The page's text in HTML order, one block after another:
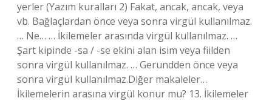
yerler (Yazım kuralları 2) Fakat, ancak, ancak, veya
vb. Bağlaçlardan önce veya sonra virgül kullanılmaz.
… Ne… … İkilemeler arasında virgül kullanılmaz. …
Şart kipinde -sa / -se ekini alan isim veya fiilden
sonra virgül kullanılmaz. … Gerundden önce veya
sonra virgül kullanılmaz.Diğer makaleler…
İkilemelerin arasına virgül konur mu? 13. İkilemeler